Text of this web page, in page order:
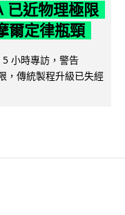
已近物理極限
爾定律瓶頸
小時專訪，警告
，傳統製程升級已失經